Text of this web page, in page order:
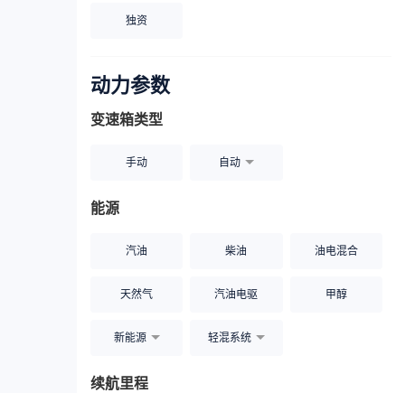
独资
动力参数
变速箱类型
手动 自动
能源
汽油 柴油 油电混合
天然气 汽油电驱 甲醇
新能源 轻混系统
续航里程